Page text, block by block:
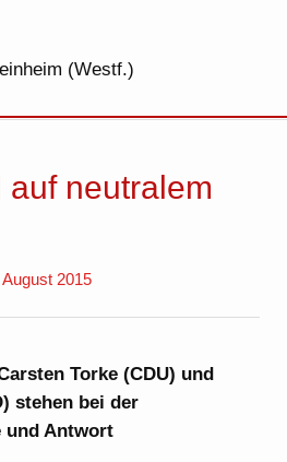
(Westf.)
auf neutralem
August 2015
Torke (CDU) und
stehen bei der
und Antwort